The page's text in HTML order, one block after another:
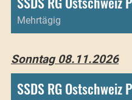
Mehrtägig
Sonntag 08.11.2026